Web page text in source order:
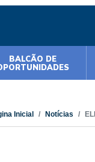
BALCÃO DE
Inicial Notícias